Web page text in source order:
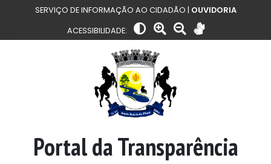
SERVIÇO DE INFORMAÇÃO AO CIDADÃO | OUVIDORIA
ACESSIBILIDADE:
Portal da Transparência